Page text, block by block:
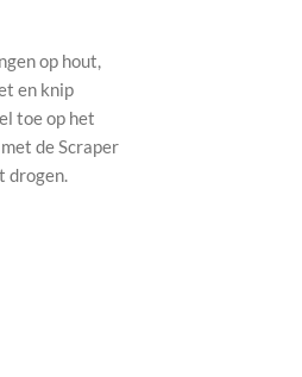
op hout,
en knip
toe op het
de Scraper
drogen.